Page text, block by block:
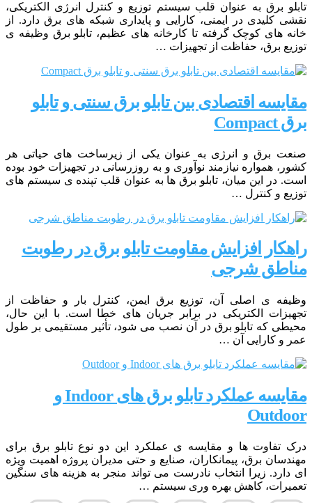
تابلو برق به عنوان قلب سیستم توزیع و کنترل انرژی الکتریکی،
نقشی کلیدی در ایمنی، کارایی و پایداری شبکه های برق دارد. از
خانه های کوچک گرفته تا کارخانه های عظیم، تابلو برق وظیفه ی
توزیع برق، حفاظت از تجهیزات …
مقایسه اقتصادی بین تابلو برق سنتی و تابلو
برق Compact
صنعت برق و انرژی به عنوان یکی از زیرساخت های حیاتی هر
کشور، همواره نیازمند نوآوری و به روزرسانی در تجهیزات خود بوده
است. در این میان، تابلو برق ها به عنوان قلب تپنده ی سیستم های
توزیع و کنترل …
راهکار افزایش مقاومت تابلو برق در رطوبت
مناطق شرجی
وظیفه ی اصلی آن، توزیع برق ایمن، کنترل بار و حفاظت از
تجهیزات الکتریکی در برابر جریان های خطا است. با این حال،
محیطی که تابلو برق در آن نصب می شود، تأثیر مستقیمی بر طول
عمر و کارایی آن …
مقایسه عملکرد تابلو برق های Indoor و
Outdoor
درک تفاوت ها و مقایسه ی عملکرد این دو نوع تابلو برق برای
مهندسان برق، پیمانکاران، صنایع و حتی مدیران پروژه اهمیت ویژه
ای دارد. زیرا انتخاب نادرست می تواند منجر به هزینه های سنگین
تعمیرات، کاهش بهره وری سیستم …